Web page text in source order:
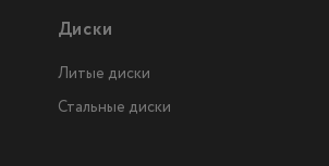
Диски
Литые диски
Стальные диски